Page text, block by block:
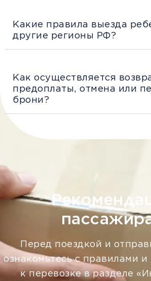
Какие правила выезда
другие регионы РФ?
Как осуществляется
предоплаты, отмена или
брони?
Перед поездкой и
ознакомьтесь с правилами
к перевозке в разделе